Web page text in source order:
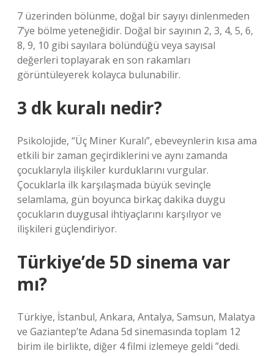
7 üzerinden bölünme, doğal bir sayıyı dinlenmeden
7’ye bölme yeteneğidir. Doğal bir sayının 2, 3, 4, 5, 6,
8, 9, 10 gibi sayılara bölündüğü veya sayısal
değerleri toplayarak en son rakamları
görüntüleyerek kolayca bulunabilir.
3 dk kuralı nedir?
Psikolojide, “Üç Miner Kuralı”, ebeveynlerin kısa ama
etkili bir zaman geçirdiklerini ve aynı zamanda
çocuklarıyla ilişkiler kurduklarını vurgular.
Çocuklarla ilk karşılaşmada büyük sevinçle
selamlama, gün boyunca birkaç dakika duygu
çocukların duygusal ihtiyaçlarını karşılıyor ve
ilişkileri güçlendiriyor.
Türkiye’de 5D sinema var
mı?
Türkiye, İstanbul, Ankara, Antalya, Samsun, Malatya
ve Gaziantep’te Adana 5d sinemasında toplam 12
birim ile birlikte, diğer 4 filmi izlemeye geldi ”dedi.